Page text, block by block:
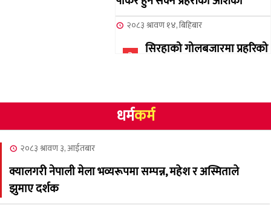
२०८३ श्रावण १४, बिहिबार
३
सिरहाको गोलबजारमा प्रहरिको
४
NCSC को अध्यक्षमा घनेन्द्र
न्यौपाने बिजयी
नेप्लिज सोसाइटि अफ
धर्मकर्म
२०८३ श्रावण ३, आईतबार
क्यालगरी नेपाली मेला भव्यरूपमा सम्पन्न, महेश र अस्मिताले
झुमाए दर्शक